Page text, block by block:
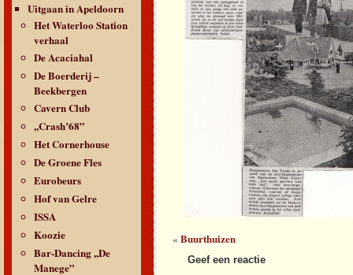
Uitgaan in Apeldoorn
Het Waterloo Station
verhaal
De Acaciahal
De Boerderij –
Beekbergen
Cavern Club
,,Crash’68”
Het Cornerhouse
De Groene Fles
Eurobeurs
Hof van Gelre
ISSA
Koozie
Bar-Dancing ,,De
Manege”
«Buurthuizen
Geef een reactie